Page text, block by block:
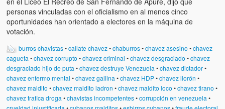
personas vinculadas con el oficialismo en al menos cinco
oportunidades han orientado a electores en la máquina de
votación.
burros chavistas•callate chavez•chaburros•chavez asesino •chavez
cagueta •chavez corrupto •chavez criminal •chavez desgraciado •chavez
desgraciado hijo de puta •chavez destruye Venezuela •chavez dictador•
chavez enfermo mental •chavez gallina •chavez HDP•chavez llorón •
chavez maldito •chavez maldito ladron •chavez maldito loco •chavez tirano •
chavez trafica droga •chavistas incompetentes•corrupción en venezuela •